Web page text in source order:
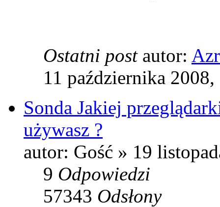
Ostatni post autor:
11 października
Sonda Jakiej
używasz ?
autor: Gość » 19
9 Odpowiedzi
57343 Odsłony